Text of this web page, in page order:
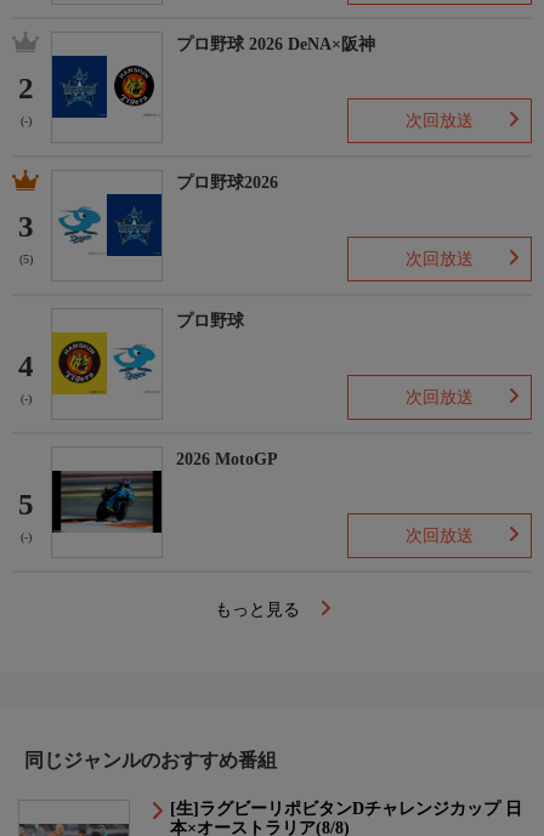
2
(-)
プロ野球 2026 DeNA×阪神
次回放送
3
(5)
プロ野球2026
次回放送
4
(-)
プロ野球
次回放送
5
(-)
2026 MotoGP
次回放送
もっと見る
同じジャンルのおすすめ番組
[生]ラグビーリポビタンDチャレンジカップ 日
本×オーストラリア(8/8)